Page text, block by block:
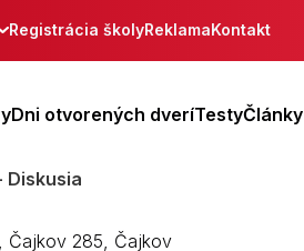
Registrácia školyReklamaKontakt
Dni otvorených dveríTestyČlánky
Diskusia
Čajkov 285, Čajkov